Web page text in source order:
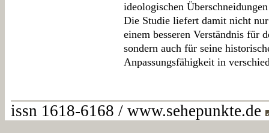
ideologischen
Die Studie liefert damit nicht
einem besseren Verständnis für
sondern auch für seine
Anpassungsfähigkeit in
issn 1618-6168 / www.sehepunkte.de